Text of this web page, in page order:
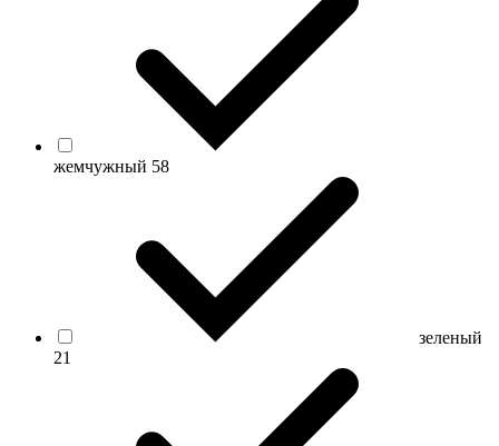
жемчужный 58
зеленый
21